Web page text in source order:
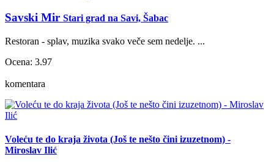
Savski Mir Stari grad na Savi, Šabac
Restoran - splav, muzika svako veče sem nedelje. ...
Ocena: 3.97
komentara
Voleću te do kraja života (Još te nešto čini izuzetnom) -
Miroslav Ilić